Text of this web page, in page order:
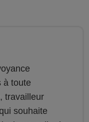
à toute
travailleur
souhaite